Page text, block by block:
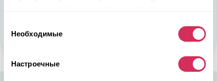
вами их сервисов.
согласия
Необходимые
Настроечные